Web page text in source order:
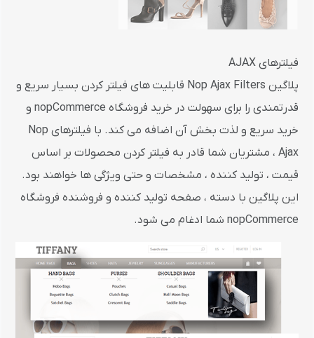
فیلترهای AJAX
پلاگین Nop Ajax Filters قابلیت های فیلتر کردن بسیار سریع و
قدرتمندی را برای سهولت در خرید فروشگاه nopCommerce و
خرید سریع و لذت بخش آن اضافه می کند. با فیلترهای Nop
Ajax ، مشتریان شما قادر به فیلتر کردن محصولات بر اساس
قیمت ، تولید کننده ، مشخصات و حتی ویژگی ها خواهند بود.
این پلاگین با دسته ، صفحه تولید کننده و فروشنده فروشگاه
nopCommerce شما ادغام می شود.